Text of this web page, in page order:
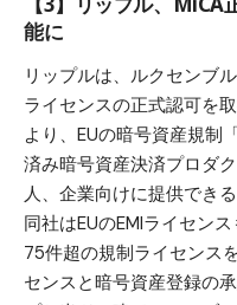
能に
リップルは、ルクセンブ
ライセンスの正式認可を
より、EUの暗号資産規制
済み暗号資産決済プロダ
人、企業向けに提供できる
同社はEUのEMIライセン
75件超の規制ライセンス
センスと暗号資産登録の